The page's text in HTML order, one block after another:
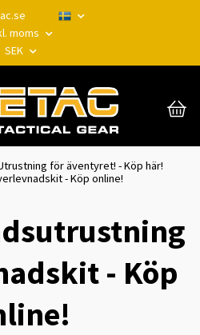
moms
SEK
för äventyret! - Köp här!
- Köp online!
- Köp